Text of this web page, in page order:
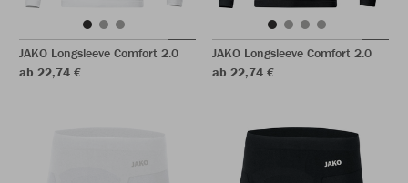
JAKO Longsleeve Comfort 2.0
ab 22,74 €
JAKO Longsleeve Comfort 2.0
ab 22,74 €